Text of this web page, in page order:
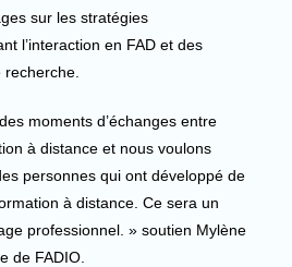
sur les stratégies
l’interaction en FAD et des
moments d’échanges entre
à distance et nous voulons
personnes qui ont développé de
à distance. Ce sera un
professionnel. » soutien Mylène
de FADIO.